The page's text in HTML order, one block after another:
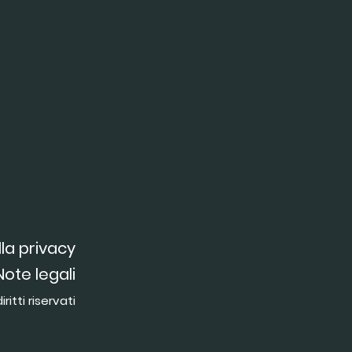
privacy
legali
riservati